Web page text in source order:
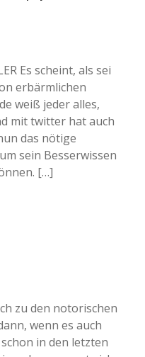
Es scheint, als sei
erbärmlichen
weiß jeder alles,
mit twitter hat auch
das nötige
sein Besserwissen
[…]
zu den notorischen
wenn es auch
in den letzten